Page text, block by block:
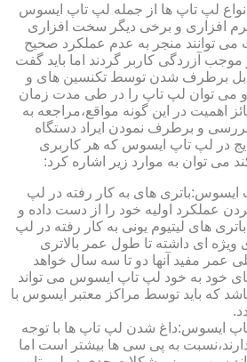
لپ تاپ ها از جمله لپ تاپ ایسوس
افزاری و برخی دیگر سخت افزاری
توانند منجر به عدم عملکرد صحیح
آزردگی کاربر گردند اما باید گفت
برطرف شدن توسط تکنسین های و
و می توان لپ تاپ را در طی مدت زمان
اهمیت در این گونه مواقع،مراجعه به
و برطرف نمودن ایراد دستگاه
در لپ تاپ ایسوس که هر کاربری
می توان به موارد زیر اشاره کرد:
های به کار رفته در لپ
عملکرد اولیه خود را از دست داده و
های لیتیوم یونی به کار رفته در لپ
ویژه ای داشته تا طول عمر بالاتری
عمر مفید آنها دو تا سه سال خواهد
خود به خود لپ تاپ ایسوس می تواند
که باید توسط مراکز معتبر ایسوس با
ایسوس:داغ شدن لپ تاپ ها با توجه
به پی سی ها بیشتر است اما